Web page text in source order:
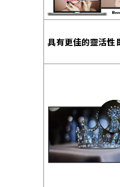
具有更佳的靈活性